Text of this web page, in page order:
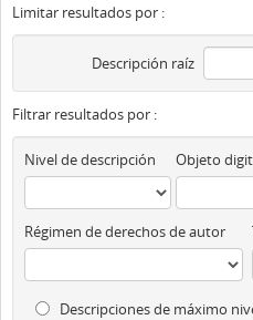
Limitar resultados por :
Descripción raíz
Filtrar resultados por :
Nivel de descripción
Régimen de derechos de autor
Descripciones de máximo